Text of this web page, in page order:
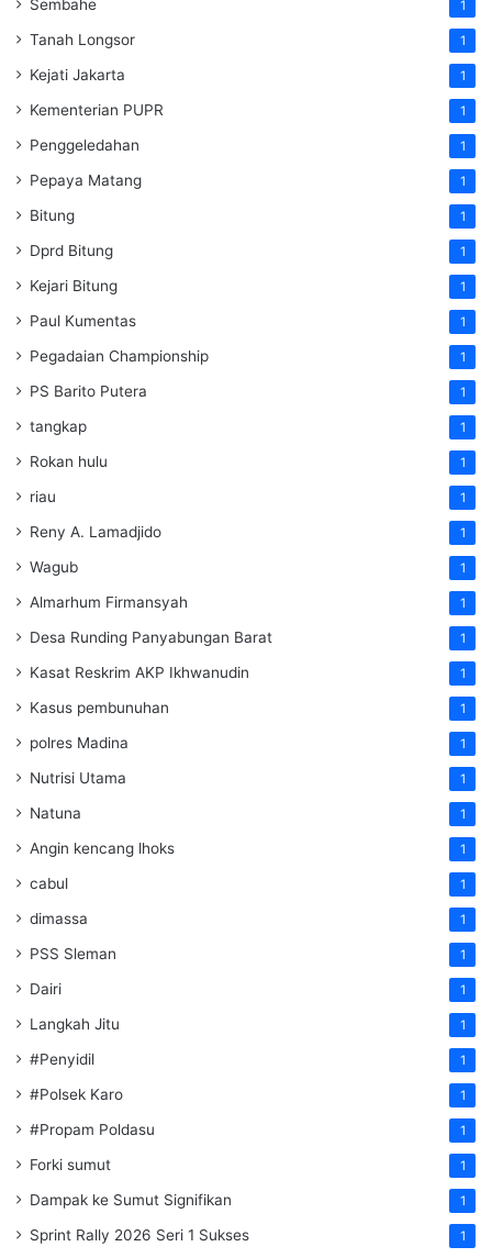
Sembahe 1
Tanah Longsor 1
Kejati Jakarta 1
Kementerian PUPR 1
Penggeledahan 1
Pepaya Matang 1
Bitung 1
Dprd Bitung 1
Kejari Bitung 1
Paul Kumentas 1
Pegadaian Championship 1
PS Barito Putera 1
tangkap 1
Rokan hulu 1
riau 1
Reny A. Lamadjido 1
Wagub 1
Almarhum Firmansyah 1
Desa Runding Panyabungan Barat 1
Kasat Reskrim AKP Ikhwanudin 1
Kasus pembunuhan 1
polres Madina 1
Nutrisi Utama 1
Natuna 1
Angin kencang lhoks 1
cabul 1
dimassa 1
PSS Sleman 1
Dairi 1
Langkah Jitu 1
#Penyidil 1
#Polsek Karo 1
#Propam Poldasu 1
Forki sumut 1
Dampak ke Sumut Signifikan 1
Sprint Rally 2026 Seri 1 Sukses 1